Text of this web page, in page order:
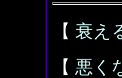
【 衰え
【 悪く